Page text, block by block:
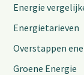
Energie
Energietarieven
Overstappen
Groene Energie